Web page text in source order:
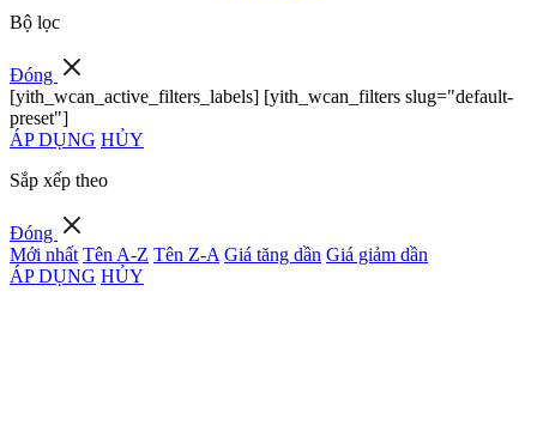
Bộ lọc
Đóng
[yith_wcan_active_filters_labels] [yith_wcan_filters slug="default-
preset"]
ÁP DỤNG HỦY
Sắp xếp theo
Đóng
Mới nhất Tên A-Z Tên Z-A Giá tăng dần Giá giảm dần
ÁP DỤNG HỦY